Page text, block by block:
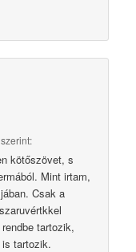
szerint:
kötőszövet, s
Mint irtam,
Csak a
tartozik,
tartozik.